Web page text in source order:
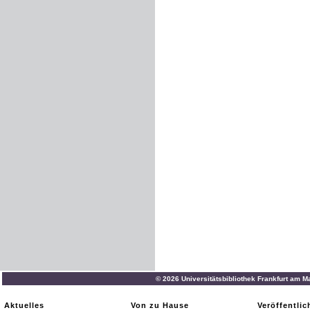
© 2026 Universitätsbibliothek Frankfurt am
Aktuelles
Von zu Hause